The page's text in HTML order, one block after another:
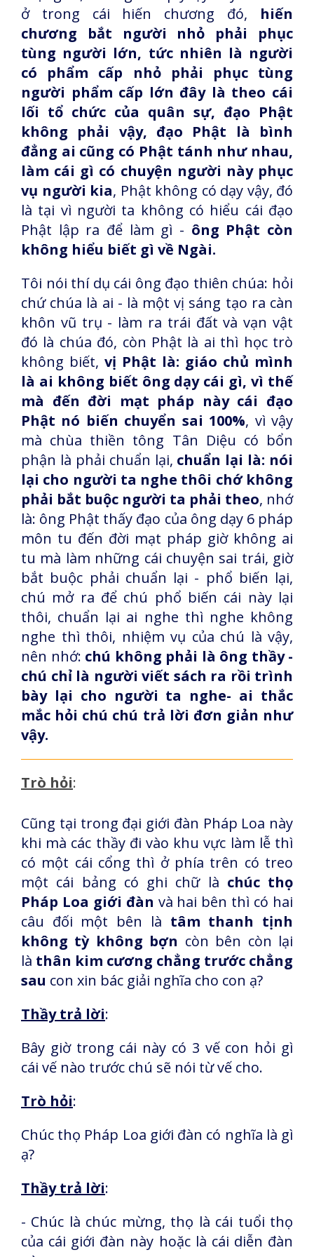
ở trong cái hiến chương đó, hiến
chương bắt người nhỏ phải phục
tùng người lớn, tức nhiên là người
có phẩm cấp nhỏ phải phục tùng
người phẩm cấp lớn đây là theo cái
lối tổ chức của quân sự, đạo Phật
không phải vậy, đạo Phật là bình
đẳng ai cũng có Phật tánh như nhau,
làm cái gì có chuyện người này phục
vụ người kia, Phật không có dạy vậy, đó
là tại vì người ta không có hiểu cái đạo
Phật lập ra để làm gì - ông Phật còn
không hiểu biết gì về Ngài.
Tôi nói thí dụ cái ông đạo thiên chúa: hỏi
chứ chúa là ai - là một vị sáng tạo ra càn
khôn vũ trụ - làm ra trái đất và vạn vật
đó là chúa đó, còn Phật là ai thì học trò
không biết, vị Phật là: giáo chủ mình
là ai không biết ông dạy cái gì, vì thế
mà đến đời mạt pháp này cái đạo
Phật nó biến chuyển sai 100%, vì vậy
mà chùa thiền tông Tân Diệu có bổn
phận là phải chuẩn lại, chuẩn lại là: nói
lại cho người ta nghe thôi chớ không
phải bắt buộc người ta phải theo, nhớ
là: ông Phật thấy đạo của ông dạy 6 pháp
môn tu đến đời mạt pháp giờ không ai
tu mà làm những cái chuyện sai trái, giờ
bắt buộc phải chuẩn lại - phổ biến lại,
chú mở ra để chú phổ biến cái này lại
thôi, chuẩn lại ai nghe thì nghe không
nghe thì thôi, nhiệm vụ của chú là vậy,
nên nhớ: chú không phải là ông thầy -
chú chỉ là người viết sách ra rồi trình
bày lại cho người ta nghe- ai thắc
mắc hỏi chú chú trả lời đơn giản như
vậy.
Trò hỏi:
Cũng tại trong đại giới đàn Pháp Loa này
khi mà các thầy đi vào khu vực làm lễ thì
có một cái cổng thì ở phía trên có treo
một cái bảng có ghi chữ là chúc thọ
Pháp Loa giới đàn và hai bên thì có hai
câu đối một bên là tâm thanh tịnh
không tỳ không bợn còn bên còn lại
là thân kim cương chẳng trước chẳng
sau con xin bác giải nghĩa cho con ạ?
Thầy trả lời:
Bây giờ trong cái này có 3 vế con hỏi gì
cái vế nào trước chú sẽ nói từ vế cho.
Trò hỏi:
Chúc thọ Pháp Loa giới đàn có nghĩa là gì
ạ?
Thầy trả lời:
- Chúc là chúc mừng, thọ là cái tuổi thọ
của cái giới đàn này hoặc là cái diễn đàn